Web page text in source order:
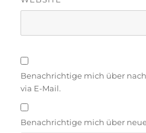
Benachrichtige mich über
via E-Mail.
Benachrichtige mich über